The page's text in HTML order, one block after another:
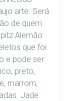
arte. Será
de quem
Alemão
que foi
e pode ser
preto,
marrom,
Jade